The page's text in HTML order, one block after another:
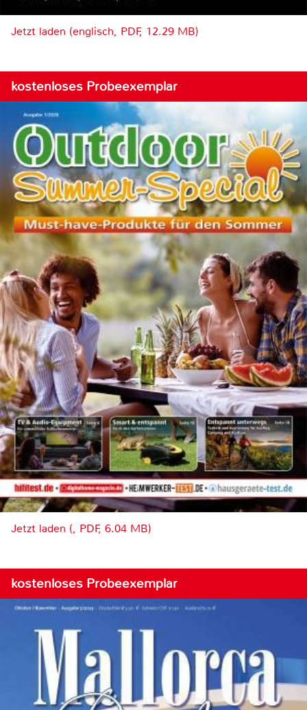
Jetzt laden (englisch, PDF, 12.29 MB)
kostenloses Probeexemplar
Jetzt laden (, PDF, 6.04 MB)
kostenloses Probeexemplar